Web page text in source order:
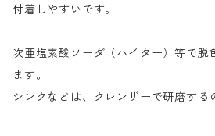
付着しやすいです。
次亜塩素酸ソーダ（ハイター）等で脱
ます。
シンクなどは、クレンザーで研磨する